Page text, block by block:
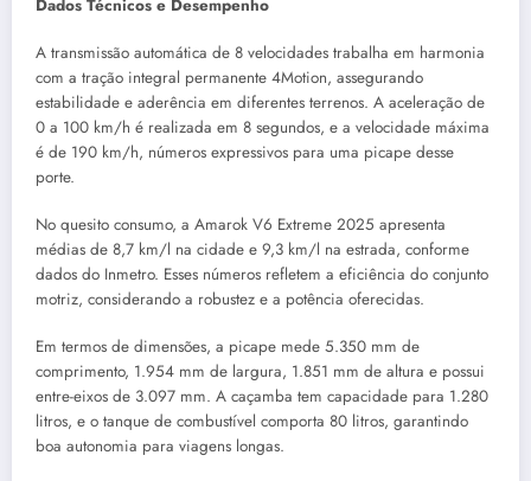
Dados Técnicos e Desempenho
A transmissão automática de 8 velocidades trabalha em harmonia
com a tração integral permanente 4Motion, assegurando
estabilidade e aderência em diferentes terrenos. A aceleração de
0 a 100 km/h é realizada em 8 segundos, e a velocidade máxima
é de 190 km/h, números expressivos para uma picape desse
porte.
No quesito consumo, a Amarok V6 Extreme 2025 apresenta
médias de 8,7 km/l na cidade e 9,3 km/l na estrada, conforme
dados do Inmetro. Esses números refletem a eficiência do conjunto
motriz, considerando a robustez e a potência oferecidas.
Em termos de dimensões, a picape mede 5.350 mm de
comprimento, 1.954 mm de largura, 1.851 mm de altura e possui
entre-eixos de 3.097 mm. A caçamba tem capacidade para 1.280
litros, e o tanque de combustível comporta 80 litros, garantindo
boa autonomia para viagens longas.